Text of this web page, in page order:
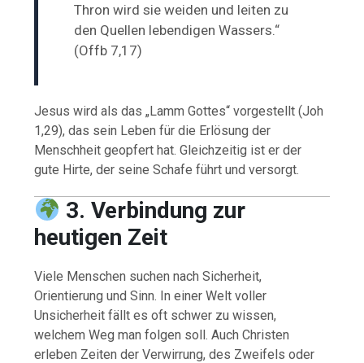
Thron wird sie weiden und leiten zu
den Quellen lebendigen Wassers.“
(Offb 7,17)
Jesus wird als das „Lamm Gottes“ vorgestellt (Joh
1,29), das sein Leben für die Erlösung der
Menschheit geopfert hat. Gleichzeitig ist er der
gute Hirte, der seine Schafe führt und versorgt.
3. Verbindung zur
heutigen Zeit
Viele Menschen suchen nach Sicherheit,
Orientierung und Sinn. In einer Welt voller
Unsicherheit fällt es oft schwer zu wissen,
welchem Weg man folgen soll. Auch Christen
erleben Zeiten der Verwirrung, des Zweifels oder